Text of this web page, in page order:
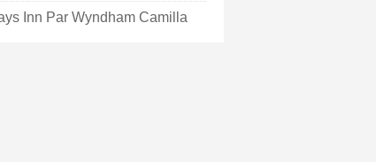
Inn Par Wyndham Camilla